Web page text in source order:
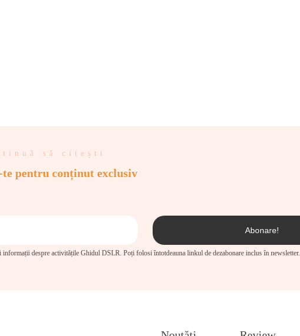
să citești
te pentru conținut exclusiv
despre activitățile Ghidul DSLR. Poți folosi întotdeauna linkul de dezabonare inclus în newsletter.